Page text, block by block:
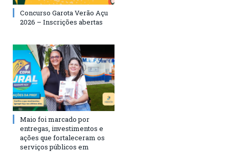
Concurso Garota Verão Açu
2026 – Inscrições abertas
Maio foi marcado por
entregas, investimentos e
ações que fortaleceram os
serviços públicos em